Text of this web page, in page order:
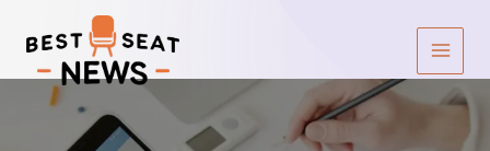
para
conteúdo